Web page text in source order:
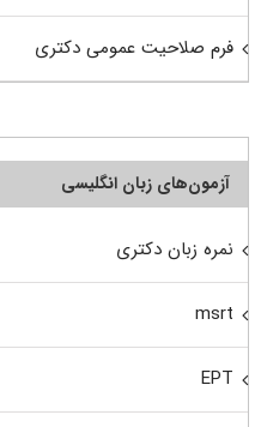
فرم صلاحیت عمومی دکتری
آزمون‌های زبان انگلیسی
نمره زبان دکتری
msrt
EPT